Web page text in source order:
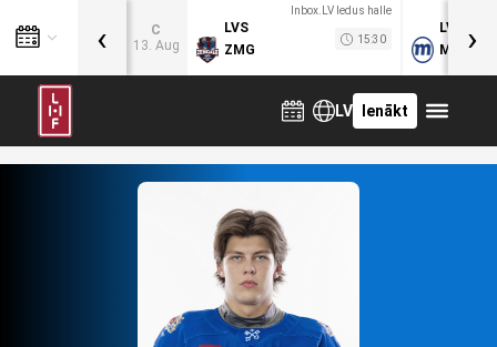
C
13. Aug
Inbox.LV ledus halle
LVS
ZMG
15:30
LVB
MOG
‹ ›
LV Ienākt